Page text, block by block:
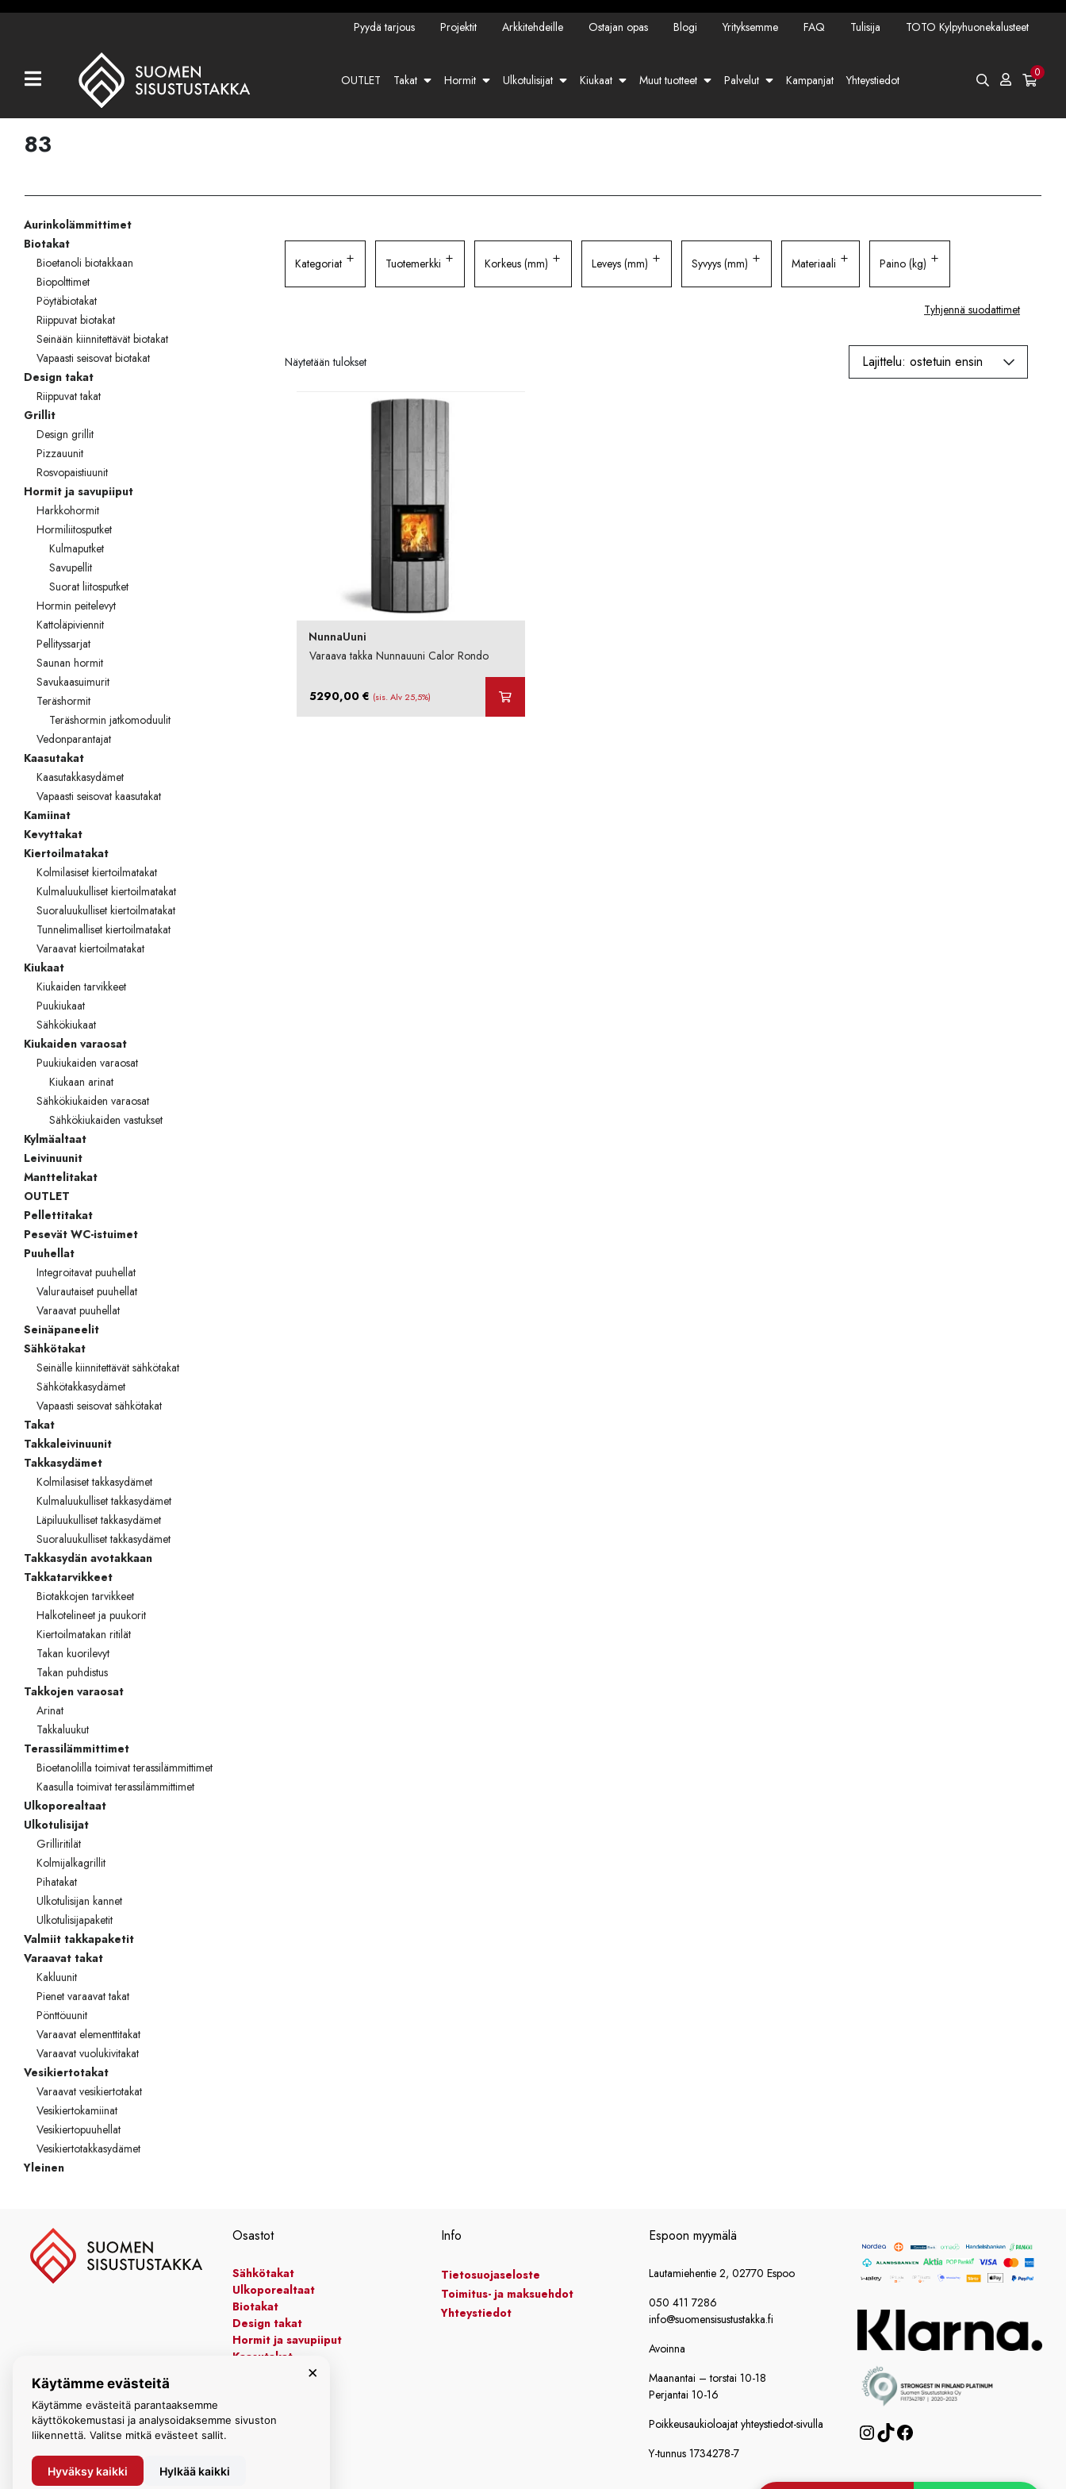
Kaikki tuotteet
Takat
Hormit
Ulkotulisijat
Kiukaat
Muut tuotteet
Palvelut
Kampanjat
Yhteystiedot
Pyydä tarjous
Projektit
Arkkitehdeille
Ostajan opas
Blogi
Yrityksemme
FAQ
Tulisija
TOTO
Kylpyhuonekalusteet
Pyydä tarjous Projektit Arkkitehdeille Ostajan opas Blogi Yrityksemme FAQ Tulisija TOTO Kylpyhuonekalusteet
OUTLET Takat Hormit Ulkotulisijat Kiukaat Muut tuotteet Palvelut Kampanjat Yhteystiedot 0
83
Aurinkolämmittimet
Biotakat
Bioetanoli biotakkaan
Biopolttimet
Pöytäbiotakat
Riippuvat biotakat
Seinään kiinnitettävät biotakat
Vapaasti seisovat biotakat
Design takat
Riippuvat takat
Grillit
Design grillit
Pizzauunit
Rosvopaistiuunit
Hormit ja savupiiput
Harkkohormit
Hormiliitosputket
Kulmaputket
Savupellit
Suorat liitosputket
Hormin peitelevyt
Kattoläpiviennit
Pellityssarjat
Saunan hormit
Savukaasuimurit
Teräshormit
Teräshormin jatkomoduulit
Vedonparantajat
Kaasutakat
Kaasutakkasydämet
Vapaasti seisovat kaasutakat
Kamiinat
Kevyttakat
Kiertoilmatakat
Kolmilasiset kiertoilmatakat
Kulmaluukulliset kiertoilmatakat
Suoraluukulliset kiertoilmatakat
Tunnelimalliset kiertoilmatakat
Varaavat kiertoilmatakat
Kiukaat
Kiukaiden tarvikkeet
Puukiukaat
Sähkökiukaat
Kiukaiden varaosat
Puukiukaiden varaosat
Kiukaan arinat
Sähkökiukaiden varaosat
Sähkökiukaiden vastukset
Kylmäaltaat
Leivinuunit
Manttelitakat
OUTLET
Pellettitakat
Pesevät WC-istuimet
Puuhellat
Integroitavat puuhellat
Valurautaiset puuhellat
Varaavat puuhellat
Seinäpaneelit
Sähkötakat
Seinälle kiinnitettävät sähkötakat
Sähkötakkasydämet
Vapaasti seisovat sähkötakat
Takat
Takkaleivinuunit
Takkasydämet
Kolmilasiset takkasydämet
Kulmaluukulliset takkasydämet
Läpiluukulliset takkasydämet
Suoraluukulliset takkasydämet
Takkasydän avotakkaan
Takkatarvikkeet
Biotakkojen tarvikkeet
Halkotelineet ja puukorit
Kiertoilmatakan ritilät
Takan kuorilevyt
Takan puhdistus
Takkojen varaosat
Arinat
Takkaluukut
Terassilämmittimet
Bioetanolilla toimivat terassilämmittimet
Kaasulla toimivat terassilämmittimet
Ulkoporealtaat
Ulkotulisijat
Grilliritilät
Kolmijalkagrillit
Pihatakat
Ulkotulisijan kannet
Ulkotulisijapaketit
Valmiit takkapaketit
Varaavat takat
Kakluunit
Pienet varaavat takat
Pönttöuunit
Varaavat elementtitakat
Varaavat vuolukivitakat
Vesikiertotakat
Varaavat vesikiertotakat
Vesikiertokamiinat
Vesikiertopuuhellat
Vesikiertotakkasydämet
Yleinen
Kategoriat Tuotemerkki Korkeus (mm) Leveys (mm) Syvyys (mm) Materiaali Paino (kg)
Tyhjennä suodattimet
Näytetään tulokset
NunnaUuni
Varaava takka Nunnauuni Calor Rondo
5290,00 € (sis. Alv 25,5%)
Osastot
Sähkötakat
Ulkoporealtaat
Biotakat
Design takat
Hormit ja savupiiput
Kaasutakat
Kiertoilmatakat
Info
Tietosuojaseloste
Toimitus- ja maksuehdot
Yhteystiedot
Espoon myymälä
Lautamiehentie 2, 02770 Espoo
050 411 7286
info@suomensisustustakka.fi
Avoinna
Maanantai – torstai 10-18
Perjantai 10-16
Poikkeusaukioloajat yhteystiedot-sivulla
Y-tunnus 1734278-7
Instagram
TikTok
×
Käytämme evästeitä
Käytämme evästeitä parantaaksemme
käyttökokemustasi ja analysoidaksemme sivuston
liikennettä. Valitse mitkä evästeet sallit.
Hyväksy kaikki Hylkää kaikki